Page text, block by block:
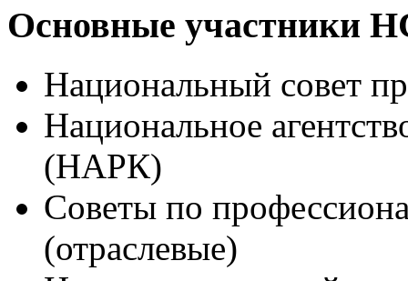
Основные участники
Национальный совет
Национальное
(НАРК)
Советы по
(отраслевые)